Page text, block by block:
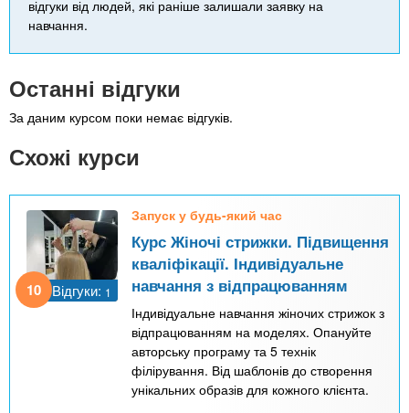
відгуки від людей, які раніше залишали заявку на
навчання.
Останні відгуки
За даним курсом поки немає відгуків.
Схожі курси
10 Відгуки: 1
Запуск у будь-який час
Курс Жіночі стрижки. Підвищення
кваліфікації. Індивідуальне
навчання з відпрацюванням
Індивідуальне навчання жіночих стрижок з
відпрацюванням на моделях. Опануйте
авторську програму та 5 технік
філірування. Від шаблонів до створення
унікальних образів для кожного клієнта.